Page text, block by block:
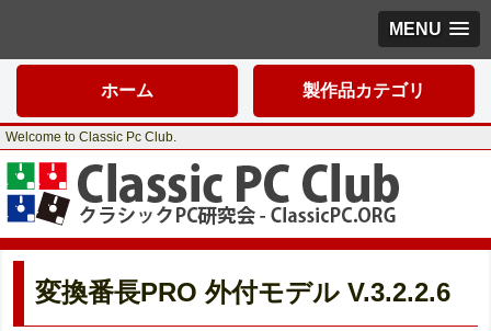
MENU
ホーム 製作品カテゴリ
Welcome to Classic Pc Club.
変換番長PRO 外付モデル V.3.2.2.6